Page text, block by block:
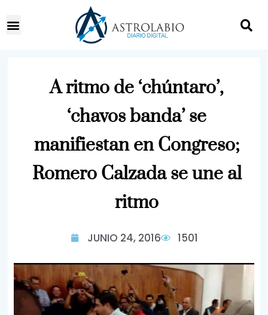
A ritmo de ‘chúntaro’,
‘chavos banda’ se
manifiestan en Congreso;
Romero Calzada se une al
ritmo
JUNIO 24, 2016 1501